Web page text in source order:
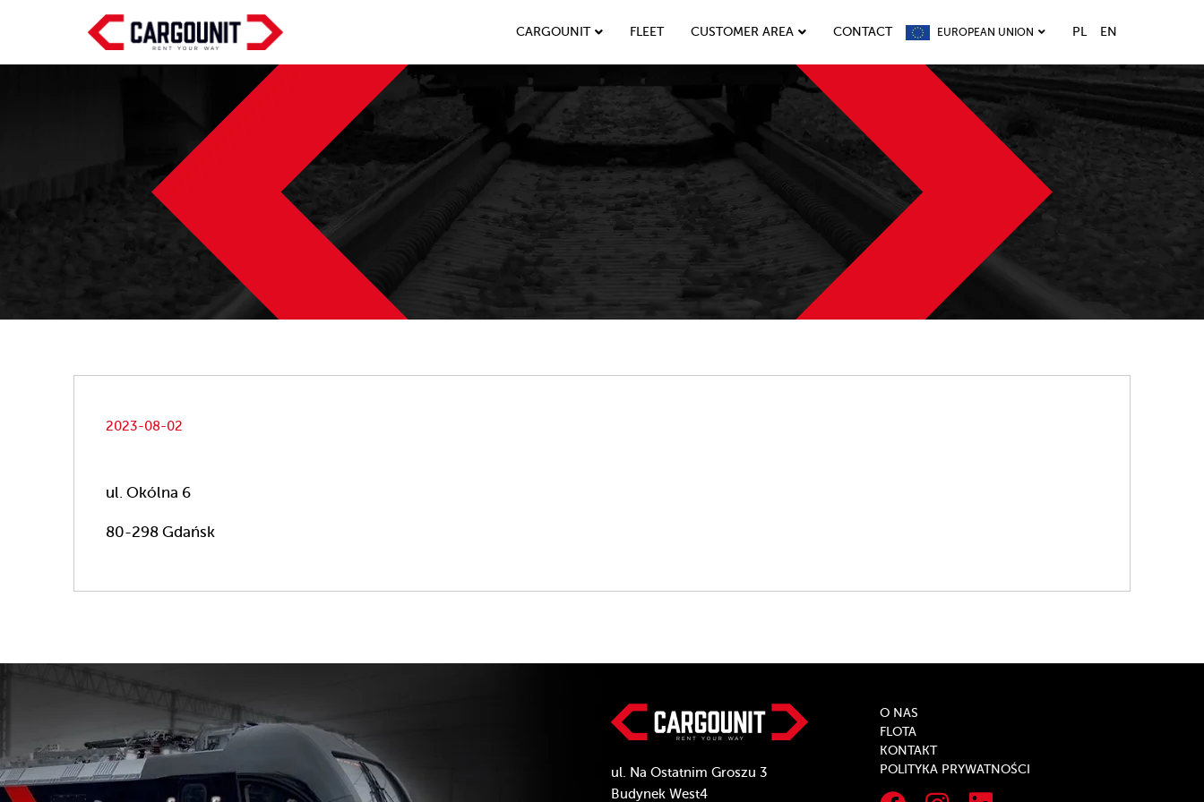
CARGOUNIT FLEET CUSTOMER AREA CONTACT EUROPEAN UNION PL EN
2023-08-02
ul. Okólna 6
80-298 Gdańsk
ul. Na Ostatnim Groszu 3
Budynek West4
O NAS
FLOTA
KONTAKT
POLITYKA PRYWATNOŚCI